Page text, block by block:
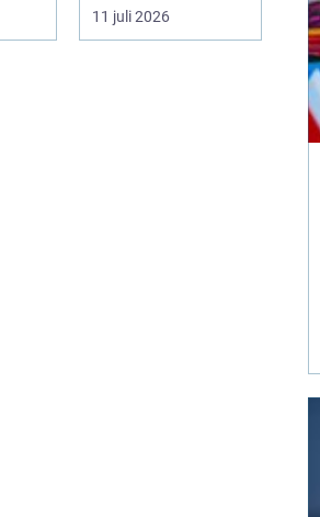
bostad och
arbetsplats på kort
11 juli 2026